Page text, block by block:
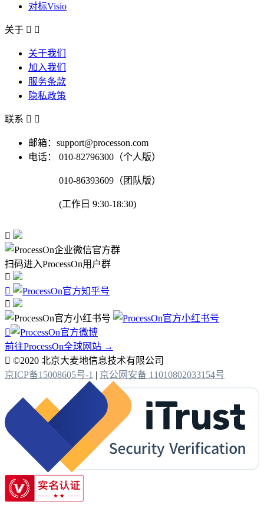
对标Visio
关于  
关于我们
加入我们
服务条款
隐私政策
联系  
邮箱：support@processon.com
电话：
010-82796300（个人版）
010-86393609（团队版）
(工作日 9:30-18:30)

扫码进入ProcessOn用户群




前往ProcessOn全球网站 →
 ©2020 北京大麦地信息技术有限公司
京ICP备15008605号-1 | 京公网安备 11010802033154号